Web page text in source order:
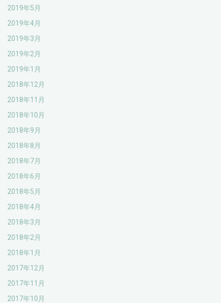
2019年5月
2019年4月
2019年3月
2019年2月
2019年1月
2018年12月
2018年11月
2018年10月
2018年9月
2018年8月
2018年7月
2018年6月
2018年5月
2018年4月
2018年3月
2018年2月
2018年1月
2017年12月
2017年11月
2017年10月